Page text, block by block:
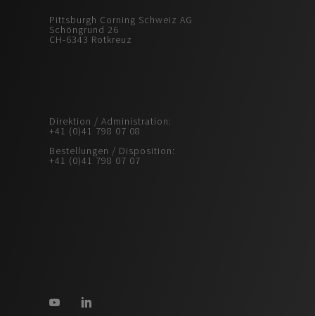
Pittsburgh Corning Schweiz AG
Schöngrund 26
CH-6343 Rotkreuz
Direktion / Administration:
+41 (0)41 798 07 08
Bestellungen / Disposition:
+41 (0)41 798 07 07